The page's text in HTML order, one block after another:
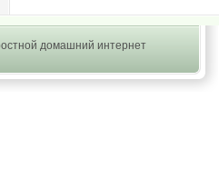
домашний интернет